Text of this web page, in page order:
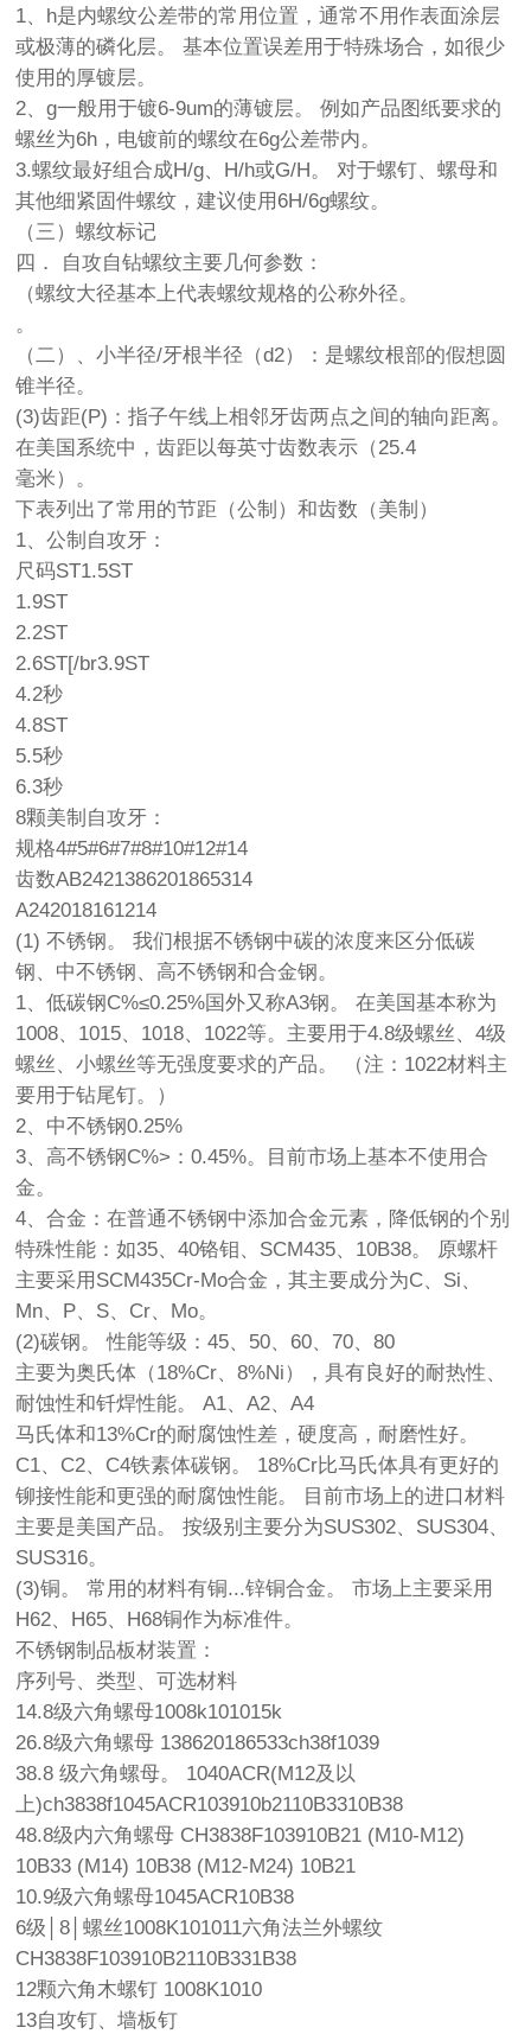
1、h是内螺纹公差带的常用位置，通常不用作表面涂层
或极薄的磷化层。 基本位置误差用于特殊场合，如很少
使用的厚镀层。
2、g一般用于镀6-9um的薄镀层。 例如产品图纸要求的
螺丝为6h，电镀前的螺纹在6g公差带内。
3.螺纹最好组合成H/g、H/h或G/H。 对于螺钉、螺母和
其他细紧固件螺纹，建议使用6H/6g螺纹。
（三）螺纹标记
四． 自攻自钻螺纹主要几何参数：
（螺纹大径基本上代表螺纹规格的公称外径。
。
（二）、小半径/牙根半径（d2）：是螺纹根部的假想圆
锥半径。
(3)齿距(P)：指子午线上相邻牙齿两点之间的轴向距离。
在美国系统中，齿距以每英寸齿数表示（25.4
毫米）。
下表列出了常用的节距（公制）和齿数（美制）
1、公制自攻牙：
尺码ST1.5ST
1.9ST
2.2ST
2.6ST[/br3.9ST
4.2秒
4.8ST
5.5秒
6.3秒
8颗美制自攻牙：
规格4#5#6#7#8#10#12#14
齿数AB2421386201865314
A242018161214
(1) 不锈钢。 我们根据不锈钢中碳的浓度来区分低碳
钢、中不锈钢、高不锈钢和合金钢。
1、低碳钢C%≤0.25%国外又称A3钢。 在美国基本称为
1008、1015、1018、1022等。主要用于4.8级螺丝、4级
螺丝、小螺丝等无强度要求的产品。 （注：1022材料主
要用于钻尾钉。）
2、中不锈钢0.25%
3、高不锈钢C%>：0.45%。目前市场上基本不使用合
金。
4、合金：在普通不锈钢中添加合金元素，降低钢的个别
特殊性能：如35、40铬钼、SCM435、10B38。 原螺杆
主要采用SCM435Cr-Mo合金，其主要成分为C、Si、
Mn、P、S、Cr、Mo。
(2)碳钢。 性能等级：45、50、60、70、80
主要为奥氏体（18%Cr、8%Ni），具有良好的耐热性、
耐蚀性和钎焊性能。 A1、A2、A4
马氏体和13%Cr的耐腐蚀性差，硬度高，耐磨性好。
C1、C2、C4铁素体碳钢。 18%Cr比马氏体具有更好的
铆接性能和更强的耐腐蚀性能。 目前市场上的进口材料
主要是美国产品。 按级别主要分为SUS302、SUS304、
SUS316。
(3)铜。 常用的材料有铜...锌铜合金。 市场上主要采用
H62、H65、H68铜作为标准件。
不锈钢制品板材装置：
序列号、类型、可选材料
14.8级六角螺母1008k101015k
26.8级六角螺母 138620186533ch38f1039
38.8 级六角螺母。 1040ACR(M12及以
上)ch3838f1045ACR103910b2110B3310B38
48.8级内六角螺母 CH3838F103910B21 (M10-M12)
10B33 (M14) 10B38 (M12-M24) 10B21
10.9级六角螺母1045ACR10B38
6级│8│螺丝1008K101011六角法兰外螺纹
CH3838F103910B2110B331B38
12颗六角木螺钉 1008K1010
13自攻钉、墙板钉